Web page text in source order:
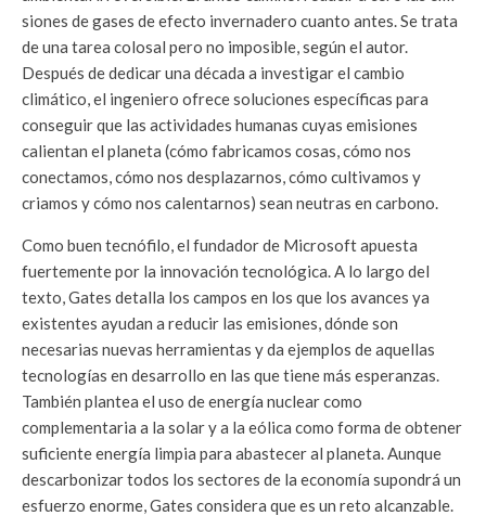
siones de gases de efecto invernade­ro cuanto antes. Se trata
de una tarea colosal pero no imposible, según el autor.
Después de dedicar una década a investigar el cambio
climático, el in­geniero ofrece soluciones específicas para
conseguir que las actividades humanas cuyas emisiones
calientan el planeta (cómo fabricamos cosas, cómo nos
conectamos, cómo nos des­plazarnos, cómo cultivamos y
criamos y cómo nos calentarnos) sean neutras en carbono.
Como buen tecnófilo, el fundador de Microsoft apues­ta
fuertemente por la innovación tecnológica. A lo lar­go del
texto, Gates detalla los campos en los que los avances ya
existentes ayudan a reducir las emisio­nes, dónde son
necesarias nuevas herramientas y da ejemplos de aquellas
tecnologías en desarrollo en las que tiene más esperanzas.
También plantea el uso de energía nuclear como
complementaria a la solar y a la eólica como forma de obtener
suficiente energía limpia para abastecer al planeta. Aunque
descarbonizar todos los sectores de la economía supondrá un
esfuerzo enorme, Gates considera que es un reto alcanzable.